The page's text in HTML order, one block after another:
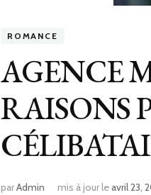
ROMANCE
AGENCE
RAISONS
parAdmin mis à jour leavril 23,